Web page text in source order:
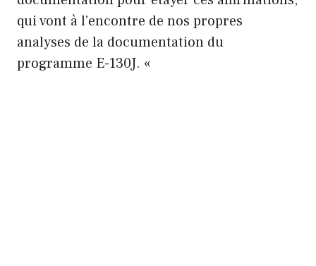
qui vont à l’encontre de nos propres
analyses de la documentation du
programme E-130J. «